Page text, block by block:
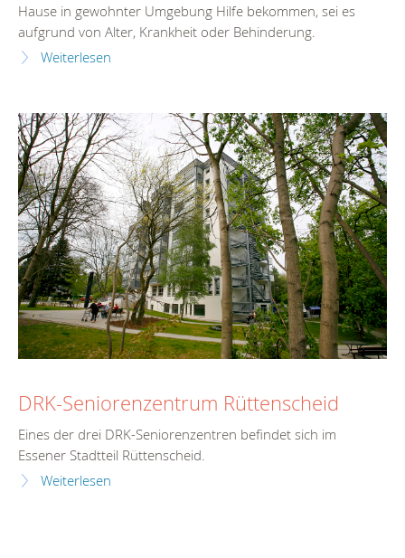
Hause in gewohnter Umgebung Hilfe bekommen, sei es
aufgrund von Alter, Krankheit oder Behinderung.
Weiterlesen
DRK-Seniorenzentrum Rüttenscheid
Eines der drei DRK-Seniorenzentren befindet sich im
Essener Stadtteil Rüttenscheid.
Weiterlesen